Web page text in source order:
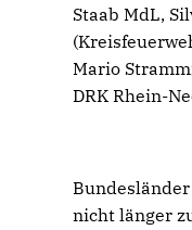
Staab MdL,
Mario
DRK Rhein-
nicht länger